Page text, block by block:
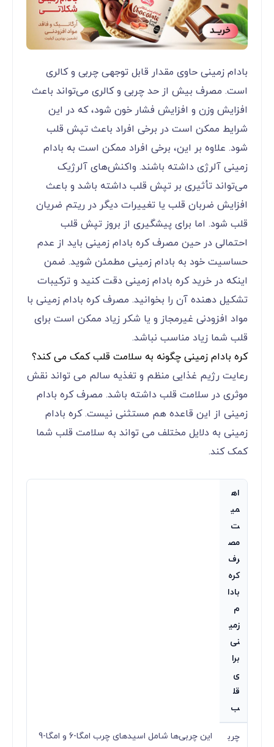
بادام زمینی حاوی مقدار قابل توجهی چربی و کالری
است. مصرف بیش از حد چربی و کالری می‌تواند باعث
افزایش وزن و افزایش فشار خون شود، که در این
شرایط ممکن است در برخی افراد باعث تپش قلب
شود. علاوه بر این، برخی افراد ممکن است به بادام
زمینی آلرژی داشته باشند. واکنش‌های آلرژیک
می‌تواند تأثیری بر تپش قلب داشته باشد و باعث
افزایش ضربان قلب یا تغییرات دیگر در ریتم ضریان
قلب شود. اما برای پیشگیری از بروز تپش قلب
احتمالی در حین مصرف کره بادام زمینی باید از عدم
حساسیت خود به بادام زمینی مطمئن شوید. ضمن
اینکه در خرید کره بادام زمینی دقت کنید و ترکیبات
تشکیل دهنده آن را بخوانید. مصرف کره بادام زمینی با
مواد افزودنی غیرمجاز و یا شکر زیاد ممکن است برای
قلب شما زیاد مناسب نباشد.
کره بادام زمینی چگونه به سلامت قلب کمک می کند؟
رعایت رژیم غذایی منظم و تغذیه سالم می تواند نقش
موثری در سلامت قلب داشته باشد. مصرف کره بادام
زمینی از این قاعده هم مستثنی نیست. کره بادام
زمینی به دلایل مختلف می تواند به سلامت قلب شما
کمک کند.
اه
می
ت
مص
رف
کره
بادا
م
زمی
نی
برا
ی
قل
ب
چرب
این چربی‌ها شامل اسیدهای چرب امگا-6 و امگا-9